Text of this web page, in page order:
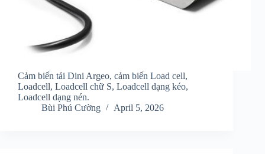
Cảm biến tải Dini Argeo, cảm biến Load cell,
Loadcell, Loadcell chữ S, Loadcell dạng kéo,
Loadcell dạng nén.
Bùi Phú Cường
April 5, 2026